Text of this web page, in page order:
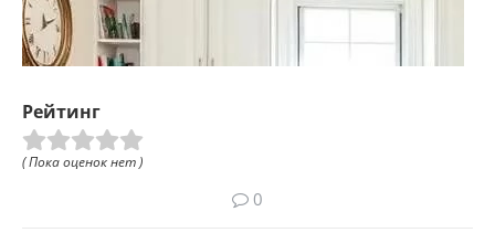
Рейтинг
( Пока оценок нет )
0